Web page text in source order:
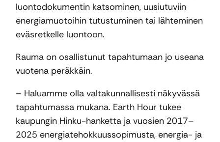
luontodokumentin katsominen, uusiutuviin
energiamuotoihin tutustuminen tai lähteminen
eväsretkelle luontoon.
Rauma on osallistunut tapahtumaan jo useana
vuotena peräkkäin.
– Haluamme olla valtakunnallisesti näkyvässä
tapahtumassa mukana. Earth Hour tukee
kaupungin Hinku-hanketta ja vuosien 2017–
2025 energiatehokkuussopimusta, energia- ja